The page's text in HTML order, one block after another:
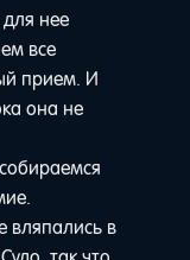
нее
все
прием. И
она не
в